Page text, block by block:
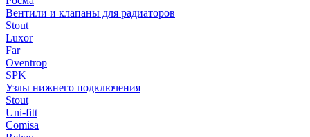
Вентили и клапаны для радиаторов
Stout
Luxor
Far
Oventrop
SPK
Узлы нижнего подключения
Stout
Uni-fitt
Comisa